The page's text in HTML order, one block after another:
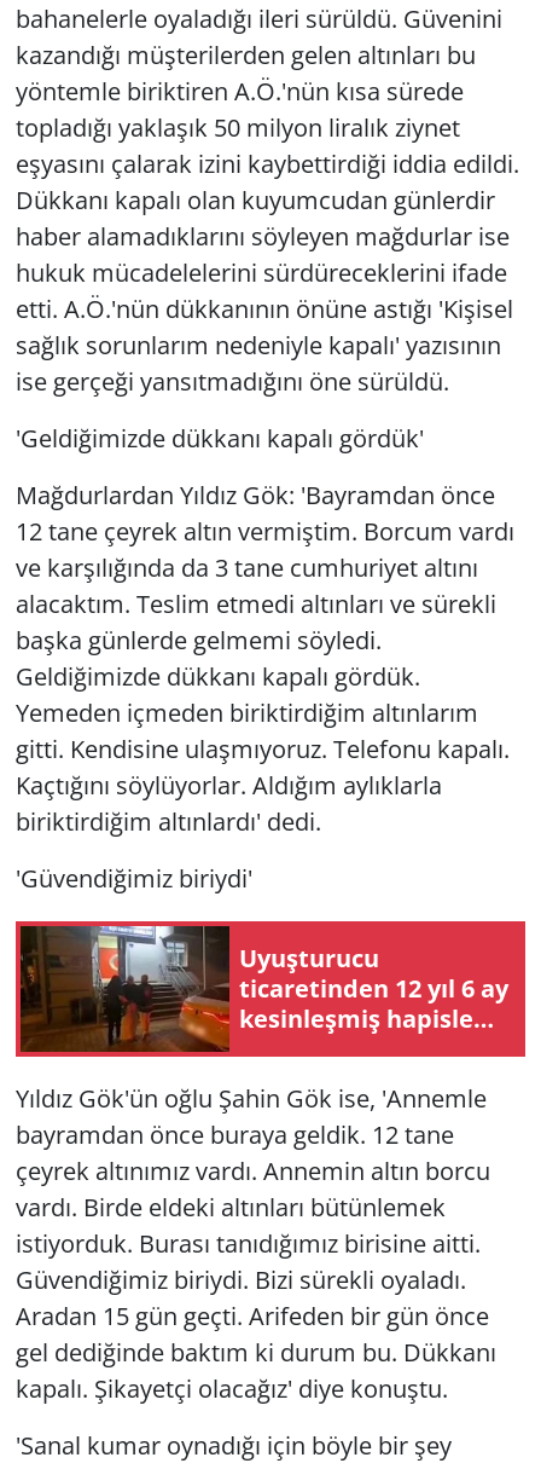
bahanelerle oyaladığı ileri sürüldü. Güvenini
kazandığı müşterilerden gelen altınları bu
yöntemle biriktiren A.Ö.'nün kısa sürede
topladığı yaklaşık 50 milyon liralık ziynet
eşyasını çalarak izini kaybettirdiği iddia edildi.
Dükkanı kapalı olan kuyumcudan günlerdir
haber alamadıklarını söyleyen mağdurlar ise
hukuk mücadelelerini sürdüreceklerini ifade
etti. A.Ö.'nün dükkanının önüne astığı 'Kişisel
sağlık sorunlarım nedeniyle kapalı' yazısının
ise gerçeği yansıtmadığını öne sürüldü.
'Geldiğimizde dükkanı kapalı gördük'
Mağdurlardan Yıldız Gök: 'Bayramdan önce
12 tane çeyrek altın vermiştim. Borcum vardı
ve karşılığında da 3 tane cumhuriyet altını
alacaktım. Teslim etmedi altınları ve sürekli
başka günlerde gelmemi söyledi.
Geldiğimizde dükkanı kapalı gördük.
Yemeden içmeden biriktirdiğim altınlarım
gitti. Kendisine ulaşmıyoruz. Telefonu kapalı.
Kaçtığını söylüyorlar. Aldığım aylıklarla
biriktirdiğim altınlardı' dedi.
'Güvendiğimiz biriydi'
Uyuşturucu
ticaretinden 12 yıl 6 ay
kesinleşmiş hapisle
aranan şahıs
Yıldız Gök'ün oğlu Şahin Gök ise, 'Annemle
bayramdan önce buraya geldik. 12 tane
çeyrek altınımız vardı. Annemin altın borcu
vardı. Birde eldeki altınları bütünlemek
istiyorduk. Burası tanıdığımız birisine aitti.
Güvendiğimiz biriydi. Bizi sürekli oyaladı.
Aradan 15 gün geçti. Arifeden bir gün önce
gel dediğinde baktım ki durum bu. Dükkanı
kapalı. Şikayetçi olacağız' diye konuştu.
'Sanal kumar oynadığı için böyle bir şey